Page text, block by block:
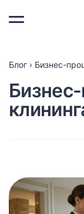
Блог › Бизнес-